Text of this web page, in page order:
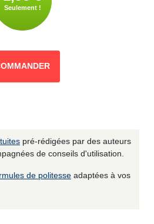
Seulement !
pré-rédigées par des auteurs
de conseils d'utilisation.
de politesse adaptées à vos